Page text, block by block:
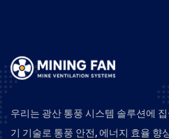
우리는 광산 통풍 시스템 솔루션에
기 기술로 통풍 안전, 에너지 효율 향